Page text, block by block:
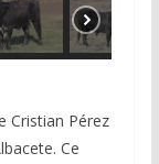
Cristian Pérez
Ce